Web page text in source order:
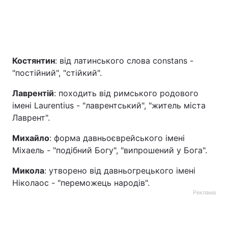
Костянтин: від латинського слова constans -
"постійний", "стійкий".
Лаврентій: походить від римського родового
імені Laurentius - "лаврентський", "житель міста
Лаврент".
Михайло: форма давньоєврейського імені
Міхаель - "подібний Богу", "випрошений у Бога".
Микола: утворено від давньогрецького імені
Ніколаос - "переможець народів".
Реклама